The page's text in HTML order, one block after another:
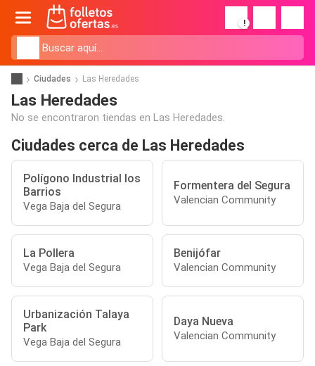
!
Ciudades Las Heredades
Las Heredades
No se encontraron tiendas en Las Heredades.
Ciudades cerca de Las Heredades
Polígono Industrial los
Barrios
Vega Baja del Segura
Formentera del Segura
Valencian Community
La Pollera
Vega Baja del Segura
Benijófar
Valencian Community
Urbanización Talaya
Park
Vega Baja del Segura
Daya Nueva
Valencian Community